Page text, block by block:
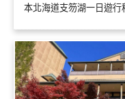
本北海道支笏湖一日遊行